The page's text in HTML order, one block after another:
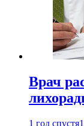
Врач
1 год спустя